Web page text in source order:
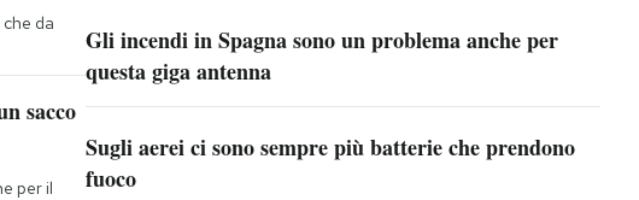
da
sacco
per il
Gli incendi in Spagna sono un problema anche per
questa giga antenna
Sugli aerei ci sono sempre più batterie che prendono
fuoco